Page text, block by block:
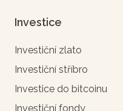
Investice
Investiční zlato
Investiční stříbro
Investice do bitcoinu
Investiční fondy